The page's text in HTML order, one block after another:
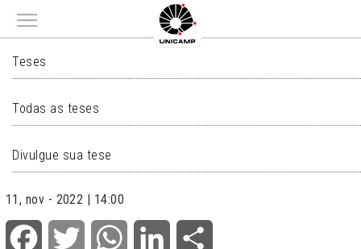
Main menu
TESES
Teses
Todas as teses
Divulgue sua tese
11, nov - 2022 | 14:00
Facebook Twitter WhatsApp LinkedIn